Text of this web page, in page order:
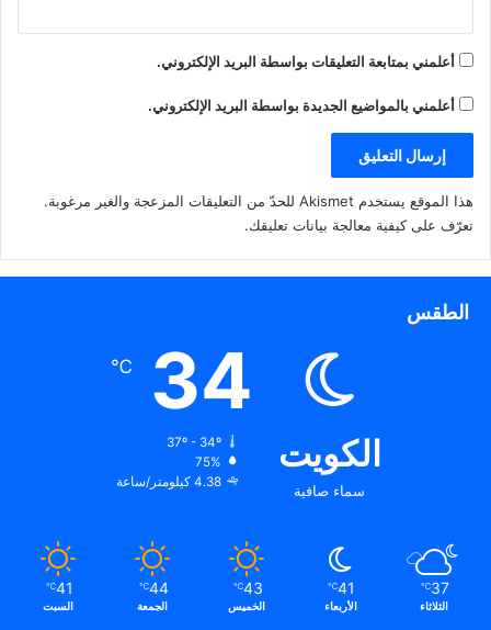
أعلمني بمتابعة التعليقات بواسطة البريد الإلكتروني.
أعلمني بالمواضيع الجديدة بواسطة البريد الإلكتروني.
هذا الموقع يستخدم Akismet للحدّ من التعليقات المزعجة والغير مرغوبة.
تعرّف على كيفية معالجة بيانات تعليقك.
الطقس
الكويت
سماء صافية
34
℃
37º - 34º
75%
4.38 كيلومتر/ساعة
37
℃
الثلاثاء
41
℃
الأربعاء
43
℃
الخميس
44
℃
الجمعة
41
℃
السبت